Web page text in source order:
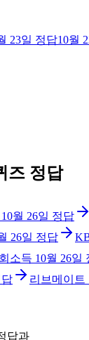
23일 정답10월
즈 정답
10월 26일 정답
26일 정답
소득 10월 26일
리브메이트
답과